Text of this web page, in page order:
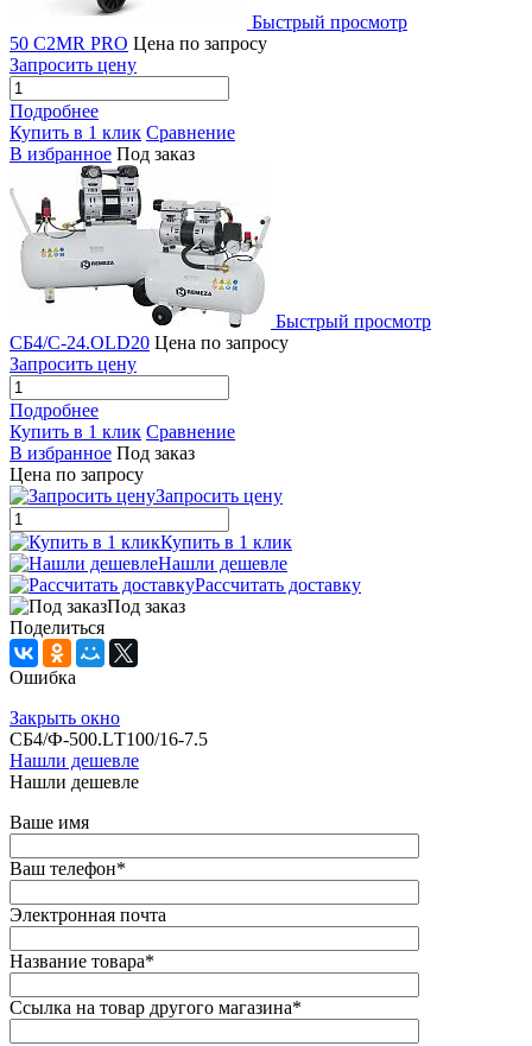
Быстрый просмотр
50 C2MR PRO Цена по запросу
Запросить цену
Подробнее
Купить в 1 клик Сравнение
В избранное Под заказ
Быстрый просмотр
СБ4/C-24.OLD20 Цена по запросу
Запросить цену
Подробнее
Купить в 1 клик Сравнение
В избранное Под заказ
Цена по запросу
Запросить цену
Купить в 1 клик
Нашли дешевле
Рассчитать доставку
Под заказ
Поделиться
Ошибка
Закрыть окно
СБ4/Ф-500.LТ100/16-7.5
Нашли дешевле
Нашли дешевле
Ваше имя
Ваш телефон*
Электронная почта
Название товара*
Ссылка на товар другого магазина*